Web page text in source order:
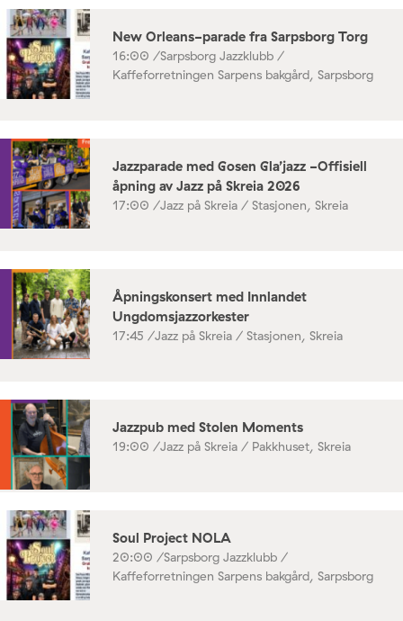
New Orleans-parade fra Sarpsborg Torg
16:00 /Sarpsborg Jazzklubb /
Kaffeforretningen Sarpens bakgård, Sarpsborg
Jazzparade med Gosen Gla’jazz -Offisiell
åpning av Jazz på Skreia 2026
17:00 /Jazz på Skreia / Stasjonen, Skreia
Åpningskonsert med Innlandet
Ungdomsjazzorkester
17:45 /Jazz på Skreia / Stasjonen, Skreia
Jazzpub med Stolen Moments
19:00 /Jazz på Skreia / Pakkhuset, Skreia
Soul Project NOLA
20:00 /Sarpsborg Jazzklubb /
Kaffeforretningen Sarpens bakgård, Sarpsborg